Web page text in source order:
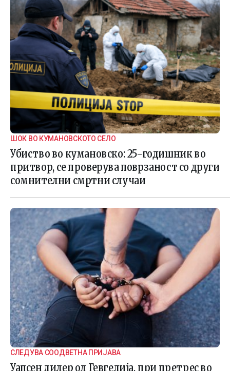
ШОК ВО КУМАНОВСКОТО СЕЛО
Убиство во кумановско: 25-годишник во
притвор, се проверува поврзаност со други
сомнителни смртни случаи
СЛЕДУВА СООДВЕТНА ПРИЈАВА
Уапсен дилер од Гевгелија, при претрес во